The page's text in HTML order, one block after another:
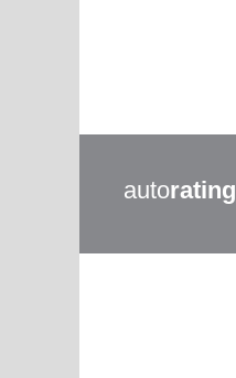
autorating